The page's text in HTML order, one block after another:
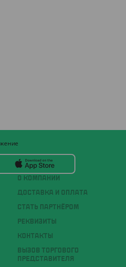
О КОМПАНИИ
ДОСТАВКА И ОПЛАТА
СТАТЬ ПАРТНЁРОМ
РЕКВИЗИТЫ
КОНТАКТЫ
ВЫЗОВ ТОРГОВОГО
ПРЕДСТАВИТЕЛЯ